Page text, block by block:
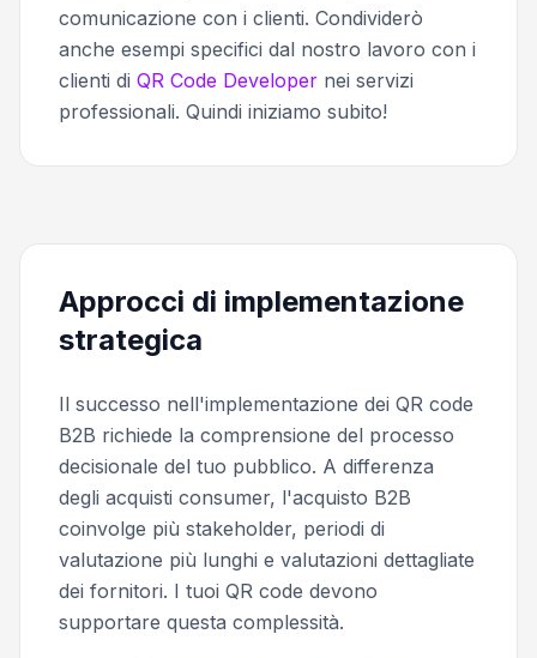
comunicazione con i clienti. Condividerò
anche esempi specifici dal nostro lavoro con i
clienti di QR Code Developer nei servizi
professionali. Quindi iniziamo subito!
Approcci di implementazione
strategica
Il successo nell'implementazione dei QR code
B2B richiede la comprensione del processo
decisionale del tuo pubblico. A differenza
degli acquisti consumer, l'acquisto B2B
coinvolge più stakeholder, periodi di
valutazione più lunghi e valutazioni dettagliate
dei fornitori. I tuoi QR code devono
supportare questa complessità.